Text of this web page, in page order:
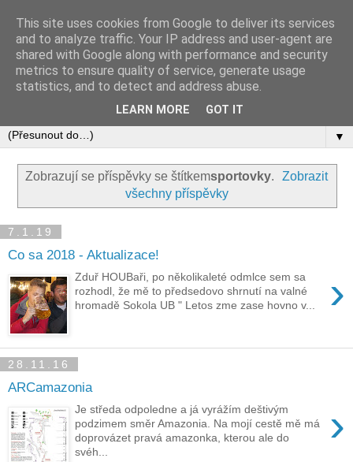
▼
Zobrazují se příspěvky se štítkemsportovky.
Zobrazit
všechny příspěvky
7.1.19
Co sa 2018 - Aktualizace!
›
Zduř HOUBaři, po několikaleté odmlce sem sa
rozhodl, že mě to předsedovo shrnutí na valné
hromadě Sokola UB " Letos zme zase hovno v...
28.11.16
ARCamazonia
›
Je středa odpoledne a já vyrážím deštivým
podzimem směr Amazonia. Na mojí cestě mě má
doprovázet pravá amazonka, kterou ale do
svéh...
This site uses cookies from Google to deliver its services
and to analyze traffic. Your IP address and user-agent are
shared with Google along with performance and security
metrics to ensure quality of service, generate usage
statistics, and to detect and address abuse.
LEARN MORE GOT IT